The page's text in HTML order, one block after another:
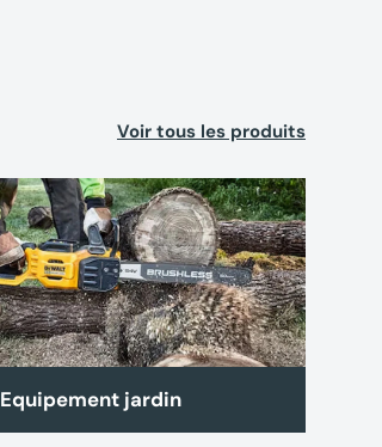
Voir tous les produits
Equipement jardin